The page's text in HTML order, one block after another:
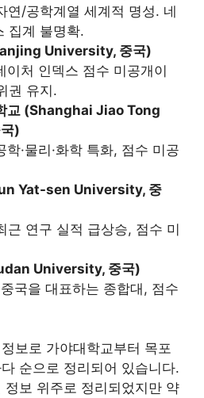
연/공학계열 세계적 명성. 네
집계 불명확.
University, 중국)
이처 인덱스 점수 미공개이
권 유지.
교 (Shanghai Jiao Tong
)
학·물리·화학 특화, 점수 미공
Yat-sen University, 중
근 연구 실적 급상승, 점수 미
University, 중국)
국을 대표하는 종합대, 점수
보로 가야대학교부터 목포
순으로 정리되어 있습니다.
정보 위주로 정리되었지만 약